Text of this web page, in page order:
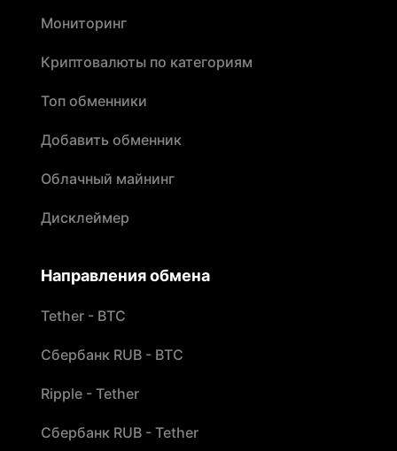
Мониторинг
Криптовалюты по категориям
Топ обменники
Добавить обменник
Облачный майнинг
Дисклеймер
Направления обмена
Tether - BTC
Сбербанк RUB - BTC
Ripple - Tether
Сбербанк RUB - Tether